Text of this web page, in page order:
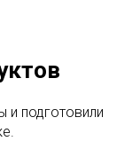
и подготовили